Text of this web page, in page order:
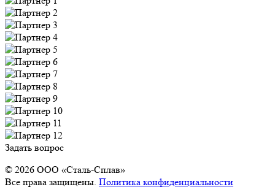
Задать вопрос
© 2026 OOO «Сталь-Сплав»
Все права защищены. Политика конфиденциальности